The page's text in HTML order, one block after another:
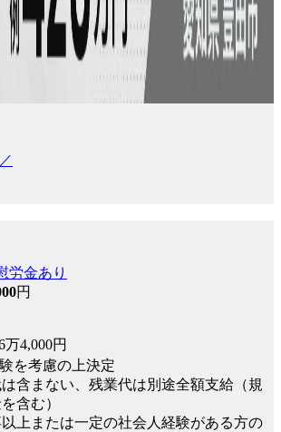
労金あり
円
万4,000円
を考慮の上決定
含まない、残業代は別途全額支給（規
含む）
上または一定の社会人経験がある方の